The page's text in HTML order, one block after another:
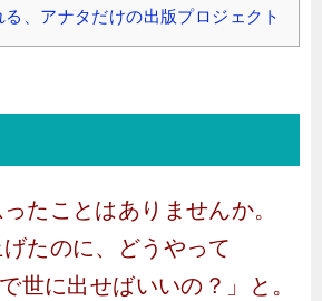
、アナタだけの出版プロジェクト
たことはありませんか。
げたのに、どうやって
世に出せばいいの？」と。